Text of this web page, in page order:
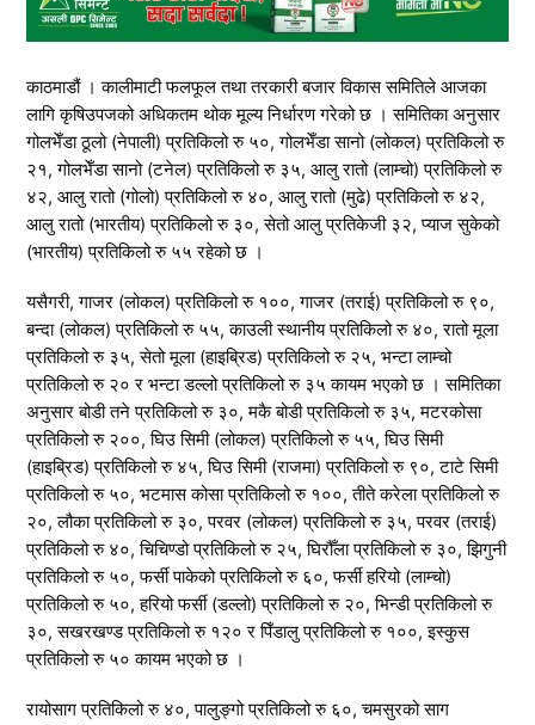
काठमाडौं । कालीमाटी फलफूल तथा तरकारी बजार विकास समितिले आजका
लागि कृषिउपजको अधिकतम थोक मूल्य निर्धारण गरेको छ । समितिका अनुसार
गोलभेँडा ठूलो (नेपाली) प्रतिकिलो रु ५०, गोलभेँडा सानो (लोकल) प्रतिकिलो रु
२१, गोलभेँडा सानो (टनेल) प्रतिकिलो रु ३५, आलु रातो (लाम्चो) प्रतिकिलो रु
४२, आलु रातो (गोलो) प्रतिकिलो रु ४०, आलु रातो (मुढे) प्रतिकिलो रु ४२,
आलु रातो (भारतीय) प्रतिकिलो रु ३०, सेतो आलु प्रतिकेजी ३२, प्याज सुकेको
(भारतीय) प्रतिकिलो रु ५५ रहेको छ ।
यसैगरी, गाजर (लोकल) प्रतिकिलो रु १००, गाजर (तराई) प्रतिकिलो रु ९०,
बन्दा (लोकल) प्रतिकिलो रु ५५, काउली स्थानीय प्रतिकिलो रु ४०, रातो मूला
प्रतिकिलो रु ३५, सेतो मूला (हाइब्रिड) प्रतिकिलो रु २५, भन्टा लाम्चो
प्रतिकिलो रु २० र भन्टा डल्लो प्रतिकिलो रु ३५ कायम भएको छ । समितिका
अनुसार बोडी तने प्रतिकिलो रु ३०, मकै बोडी प्रतिकिलो रु ३५, मटरकोसा
प्रतिकिलो रु २००, घिउ सिमी (लोकल) प्रतिकिलो रु ५५, घिउ सिमी
(हाइब्रिड) प्रतिकिलो रु ४५, घिउ सिमी (राजमा) प्रतिकिलो रु ९०, टाटे सिमी
प्रतिकिलो रु ५०, भटमास कोसा प्रतिकिलो रु १००, तीते करेला प्रतिकिलो रु
२०, लौका प्रतिकिलो रु ३०, परवर (लोकल) प्रतिकिलो रु ३५, परवर (तराई)
प्रतिकिलो रु ४०, चिचिण्डो प्रतिकिलो रु २५, घिरौँला प्रतिकिलो रु ३०, झिगुनी
प्रतिकिलो रु ५०, फर्सी पाकेको प्रतिकिलो रु ६०, फर्सी हरियो (लाम्चो)
प्रतिकिलो रु ५०, हरियो फर्सी (डल्लो) प्रतिकिलो रु २०, भिन्डी प्रतिकिलो रु
३०, सखरखण्ड प्रतिकिलो रु १२० र पिँडालु प्रतिकिलो रु १००, इस्कुस
प्रतिकिलो रु ५० कायम भएको छ ।
रायोसाग प्रतिकिलो रु ४०, पालुङ्गो प्रतिकिलो रु ६०, चमसुरको साग